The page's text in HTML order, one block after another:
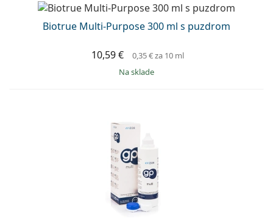
Biotrue Multi-Purpose 300 ml s puzdrom
10,59 € 0,35 €za 10 ml
na sklade